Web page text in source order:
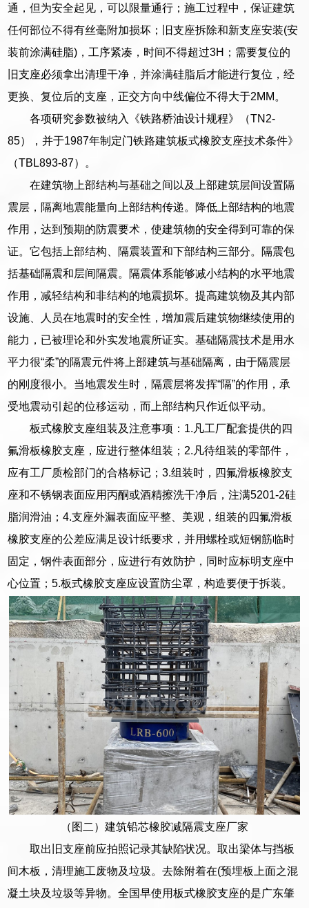
通，但为安全起见，可以限量通行；施工过程中，保证建筑
任何部位不得有丝毫附加损坏；旧支座拆除和新支座安装(安
装前涂满硅脂)，工序紧凑，时间不得超过3H；需要复位的
旧支座必须拿出清理干净，并涂满硅脂后才能进行复位，经
更换、复位后的支座，正交方向中线偏位不得大于2MM。
各项研究参数被纳入《铁路桥油设计规程》（TN2-
85），并于1987年制定门铁路建筑板式橡胶支座技术条件》
（TBL893-87）。
在建筑物上部结构与基础之间以及上部建筑层间设置隔
震层，隔离地震能量向上部结构传递。降低上部结构的地震
作用，达到预期的防震要术，使建筑物的安全得到可靠的保
证。它包括上部结构、隔震装置和下部结构三部分。隔震包
括基础隔震和层间隔震。隔震体系能够减小结构的水平地震
作用，减轻结构和非结构的地震损坏。提高建筑物及其内部
设施、人员在地震时的安全性，增加震后建筑物继续使用的
能力，已被理论和外实发地震所证实。基础隔震技术是用水
平力很“柔”的隔震元件将上部建筑与基础隔离，由于隔震层
的刚度很小。当地震发生时，隔震层将发挥“隔”的作用，承
受地震动引起的位移运动，而上部结构只作近似平动。
板式橡胶支座组装及注意事项：1.凡工厂配套提供的四
氟滑板橡胶支座，应进行整体组装；2.凡待组装的零部件，
应有工厂质检部门的合格标记；3.组装时，四氟滑板橡胶支
座和不锈钢表面应用丙酮或酒精擦洗干净后，注满5201-2硅
脂润滑油；4.支座外漏表面应平整、美观，组装的四氟滑板
橡胶支座的公差应满足设计纸要求，并用螺栓或短钢筋临时
固定，钢件表面部分，应进行有效防护，同时应标明支座中
心位置；5.板式橡胶支座应设置防尘罩，构造要便于拆装。
（图二）建筑铅芯橡胶减隔震支座厂家
取出旧支座前应拍照记录其缺陷状况。取出梁体与挡板
间木板，清理施工废物及垃圾。去除附着在(预埋板上面之混
凝土块及垃圾等异物。全国早使用板式橡胶支座的是广东肇